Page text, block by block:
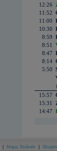
12:26
11:52
11:00
10:30
8:59
8:51
8:47
8:14
5:50
15:57
15:31
14:47
Mapa Stránek